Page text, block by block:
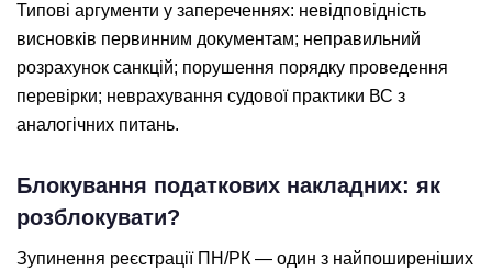
Типові аргументи у запереченнях: невідповідність
висновків первинним документам; неправильний
розрахунок санкцій; порушення порядку проведення
перевірки; неврахування судової практики ВС з
аналогічних питань.
Блокування податкових накладних: як
розблокувати?
Зупинення реєстрації ПН/РК — один з найпоширеніших